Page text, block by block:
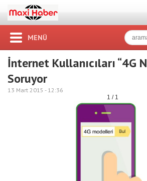
MENÜ
İnternet Kullanıcıları “4G
Soruyor
13 Mart 2015 - 12:36
1 / 1